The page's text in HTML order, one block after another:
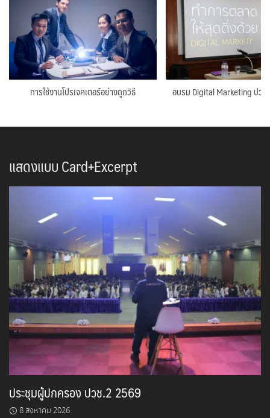
การใช้งานโปรเจคเตอร์อย่างถูกวิธี อบรม Digital Marketing ปว
แสดงแบบ Card+Excerpt
ประชุมผู้ปกครอง ปวช.2 2569
8 สิงหาคม 2026